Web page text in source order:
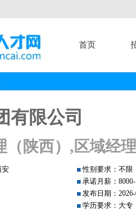
首页
有限公司
（陕西）,区域经理
安
性别要求：不限
承诺月薪：8000-
发布日期：
学历要求：大专